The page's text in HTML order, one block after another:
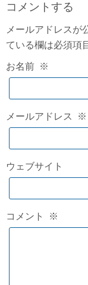
コメントする
メールアドレスが
ている欄は必須項
お名前 ※
メールアドレス ※
ウェブサイト
コメント ※